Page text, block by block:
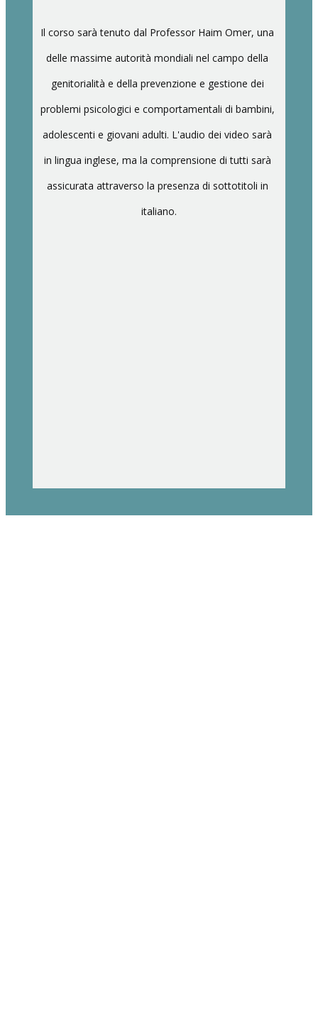
Il corso sarà tenuto dal Professor Haim Omer, una
delle massime autorità mondiali nel campo della
genitorialità e della prevenzione e gestione dei
problemi psicologici e comportamentali di bambini,
adolescenti e giovani adulti. L'audio dei video sarà
in lingua inglese, ma la comprensione di tutti sarà
assicurata attraverso la presenza di sottotitoli in
italiano.